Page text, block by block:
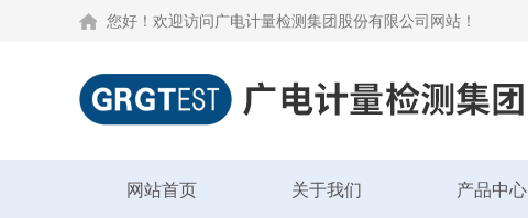
您好！欢迎访问广电计量检测集团股份有限公司网站！
网站首页 关于我们 产品中心